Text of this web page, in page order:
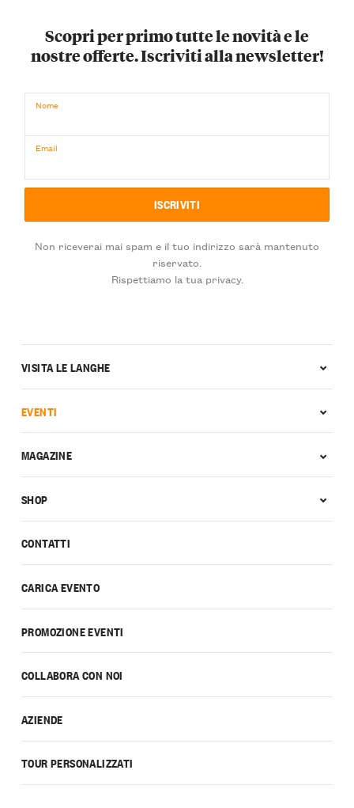
Scopri per primo tutte le novità e le
nostre offerte. Iscriviti alla newsletter!
Nome
Email
Non riceverai mai spam e il tuo indirizzo sarà mantenuto
riservato.
Rispettiamo la tua privacy.
CONTATTI
CARICA EVENTO
PROMOZIONE EVENTI
COLLABORA CON NOI
AZIENDE
TOUR PERSONALIZZATI
VISITA LE LANGHE
EVENTI
MAGAZINE
SHOP